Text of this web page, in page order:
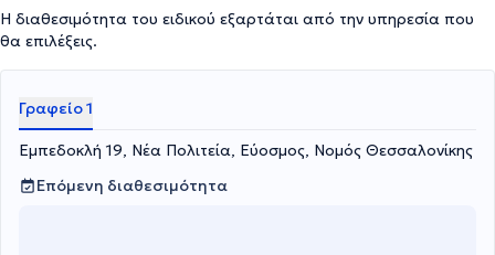
Η διαθεσιμότητα του ειδικού εξαρτάται από την υπηρεσία που
θα επιλέξεις.
Γραφείο 1
Εμπεδοκλή 19, Νέα Πολιτεία, Εύοσμος, Νομός Θεσσαλονίκης
Επόμενη διαθεσιμότητα